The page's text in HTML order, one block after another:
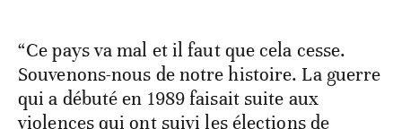
“Ce pays va mal et il faut que cela cesse.
Souvenons-nous de notre histoire. La guerre
qui a débuté en 1989 faisait suite aux
violences qui ont suivi les élections de